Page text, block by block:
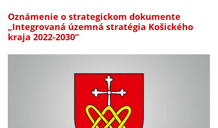
Oznámenie o strategickom dokumente
„Integrovaná územná stratégia Košického
kraja 2022-2030“